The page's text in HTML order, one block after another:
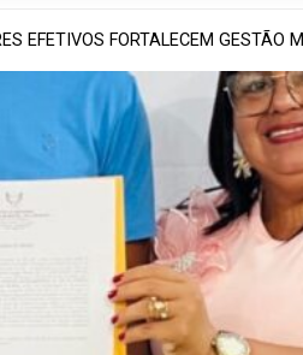
EFETIVOS FORTALECEM GESTÃO